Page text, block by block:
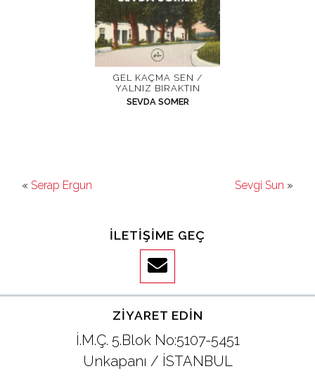
GEL KAÇMA SEN /
YALNIZ BIRAKTIN
SEVDA SOMER
« Serap Ergun Sevgi Sun »
İLETIŞIME GEÇ
ZIYARET EDIN
İ.M.Ç. 5.Blok No:5107-5451
Unkapanı / İSTANBUL